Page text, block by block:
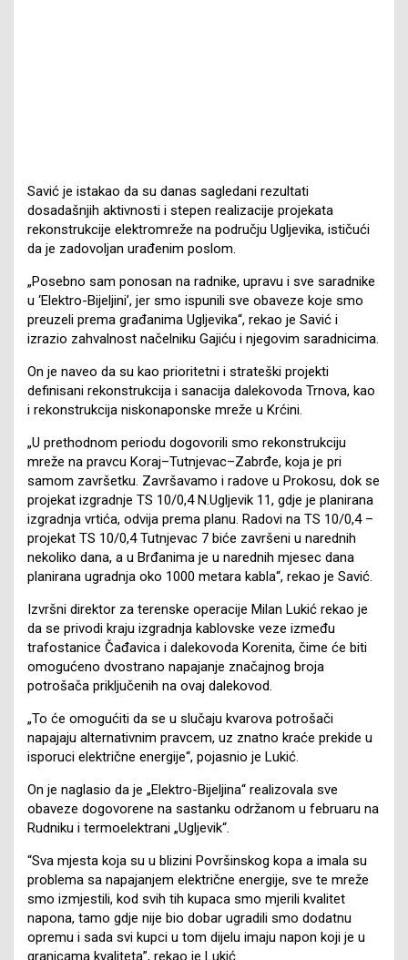
Savić je istakao da su danas sagledani rezultati
dosadašnjih aktivnosti i stepen realizacije projekata
rekonstrukcije elektromreže na području Ugljevika, ističući
da je zadovoljan urađenim poslom.
„Posebno sam ponosan na radnike, upravu i sve saradnike
u ‘Elektro-Bijeljini’, jer smo ispunili sve obaveze koje smo
preuzeli prema građanima Ugljevika“, rekao je Savić i
izrazio zahvalnost načelniku Gajiću i njegovim saradnicima.
On je naveo da su kao prioritetni i strateški projekti
definisani rekonstrukcija i sanacija dalekovoda Trnova, kao
i rekonstrukcija niskonaponske mreže u Krćini.
„U prethodnom periodu dogovorili smo rekonstrukciju
mreže na pravcu Koraj–Tutnjevac–Zabrđe, koja je pri
samom završetku. Završavamo i radove u Prokosu, dok se
projekat izgradnje TS 10/0,4 N.Ugljevik 11, gdje je planirana
izgradnja vrtića, odvija prema planu. Radovi na TS 10/0,4 –
projekat TS 10/0,4 Tutnjevac 7 biće završeni u narednih
nekoliko dana, a u Brđanima je u narednih mjesec dana
planirana ugradnja oko 1000 metara kabla“, rekao je Savić.
Izvršni direktor za terenske operacije Milan Lukić rekao je
da se privodi kraju izgradnja kablovske veze između
trafostanice Čađavica i dalekovoda Korenita, čime će biti
omogućeno dvostrano napajanje značajnog broja
potrošača priključenih na ovaj dalekovod.
„To će omogućiti da se u slučaju kvarova potrošači
napajaju alternativnim pravcem, uz znatno kraće prekide u
isporuci električne energije“, pojasnio je Lukić.
On je naglasio da je „Elektro-Bijeljina“ realizovala sve
obaveze dogovorene na sastanku održanom u februaru na
Rudniku i termoelektrani „Ugljevik“.
“Sva mjesta koja su u blizini Površinskog kopa a imala su
problema sa napajanjem električne energije, sve te mreže
smo izmjestili, kod svih tih kupaca smo mjerili kvalitet
napona, tamo gdje nije bio dobar ugradili smo dodatnu
opremu i sada svi kupci u tom dijelu imaju napon koji je u
granicama kvaliteta”, rekao je Lukić.